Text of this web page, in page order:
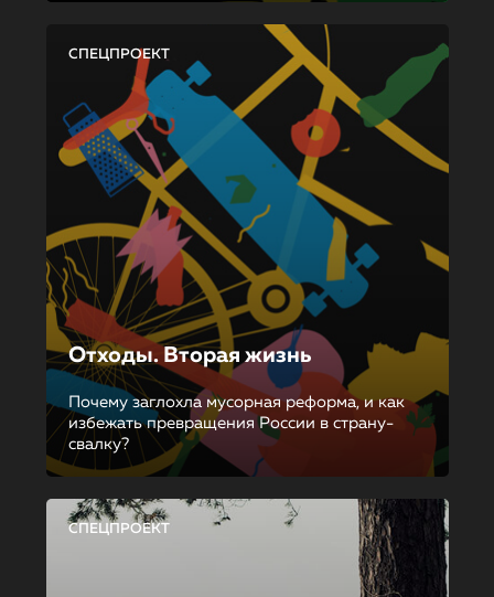
СПЕЦПРОЕКТ
Отходы. Вторая жизнь
Почему заглохла мусорная реформа, и как
избежать превращения России в страну-
свалку?
СПЕЦПРОЕКТ